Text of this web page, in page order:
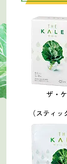
ザ・
（スティッ